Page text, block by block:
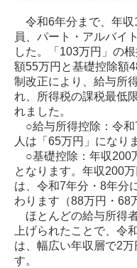
令和6年分まで、年収
員、パート・アルバイ
した。「103万円」の
額55万円と基礎控除額
制改正により、給与所
れ、所得税の課税最低
れました。
○給与所得控除：令和
人は「65万円」になり
○基礎控除：年収200
となります。年収200
は、令和7年分・8年分
わります（88万円・68
ほとんどの給与所得
上げられたことで、令
は、幅広い年収層で2
す。